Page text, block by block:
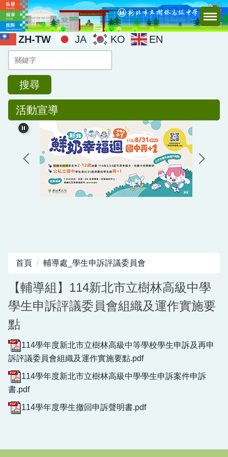
跳
到
主
要
容
ZH-TW JA KO EN
搜尋
活動宣導
首頁 輔導處_學生申訴評議委員會
【輔導組】114新北市立樹林高級中學
學生申訴評議委員會組織及運作實施要
點
114學年度新北市立樹林高級中等學校學生申訴及再申
訴評議委員會組織及運作實施要點.pdf
114學年度新北市立樹林高級中學學生申訴案件申訴
書.pdf
114學年度學生撤回申訴聲明書.pdf